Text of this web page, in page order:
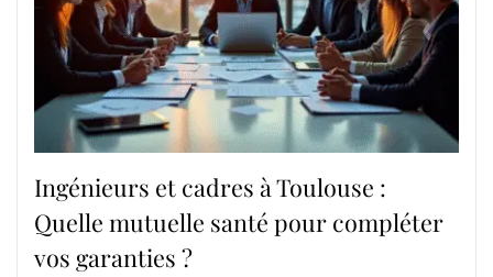
Ingénieurs et cadres à Toulouse :
Quelle mutuelle santé pour compléter
vos garanties ?